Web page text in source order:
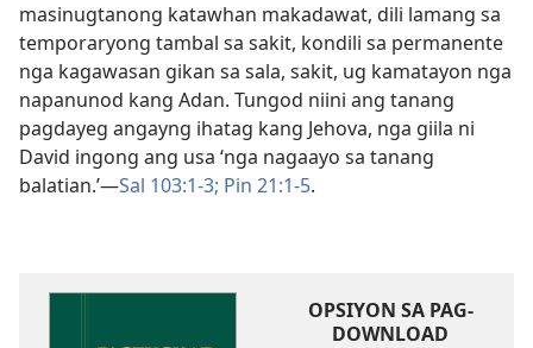
masinugtanong katawhan makadawat, dili lamang sa
temporaryong tambal sa sakit, kondili sa permanente
nga kagawasan gikan sa sala, sakit, ug kamatayon nga
napanunod kang Adan. Tungod niini ang tanang
pagdayeg angayng ihatag kang Jehova, nga giila ni
David ingong ang usa ‘nga nagaayo sa tanang
balatian.’​—Sal 103:1-3; Pin 21:1-5.
OPSIYON SA PAG-
DOWNLOAD